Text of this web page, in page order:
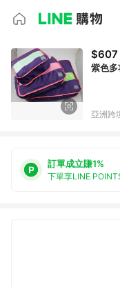
$607
紫色
亞洲跨
訂單成立賺1%
下單享LINE